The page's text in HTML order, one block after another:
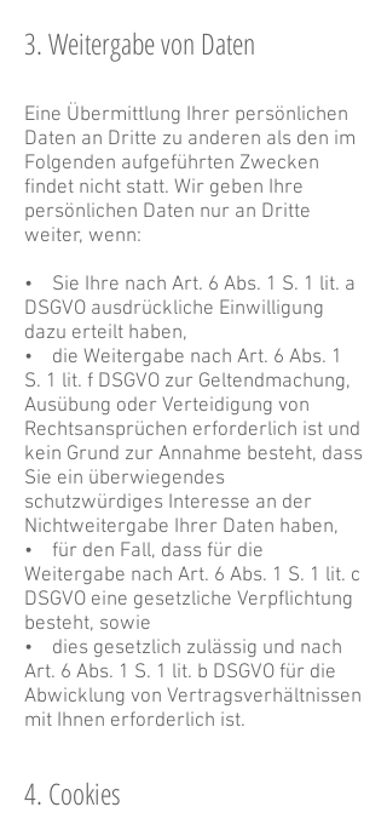
3. Weitergabe von Daten
Eine Übermittlung Ihrer persönlichen
Daten an Dritte zu anderen als den im
Folgenden aufgeführten Zwecken
findet nicht statt. Wir geben Ihre
persönlichen Daten nur an Dritte
weiter, wenn:
• Sie Ihre nach Art. 6 Abs. 1 S. 1 lit. a
DSGVO ausdrückliche Einwilligung
dazu erteilt haben,
• die Weitergabe nach Art. 6 Abs. 1
S. 1 lit. f DSGVO zur Geltendmachung,
Ausübung oder Verteidigung von
Rechtsansprüchen erforderlich ist und
kein Grund zur Annahme besteht, dass
Sie ein überwiegendes
schutzwürdiges Interesse an der
Nichtweitergabe Ihrer Daten haben,
• für den Fall, dass für die
Weitergabe nach Art. 6 Abs. 1 S. 1 lit. c
DSGVO eine gesetzliche Verpflichtung
besteht, sowie
• dies gesetzlich zulässig und nach
Art. 6 Abs. 1 S. 1 lit. b DSGVO für die
Abwicklung von Vertragsverhältnissen
mit Ihnen erforderlich ist.
4. Cookies